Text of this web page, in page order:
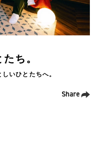
ち。
いひとたちへ。
Share